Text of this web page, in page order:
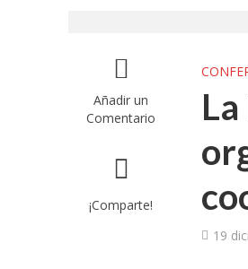
Añadir un
Comentario
¡Comparte!
19